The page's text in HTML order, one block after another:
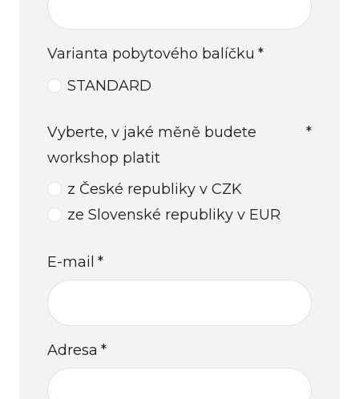
Varianta pobytového balíčku *
STANDARD
Vyberte, v jaké měně budete
workshop platit
*
z České republiky v CZK
ze Slovenské republiky v EUR
E-mail *
Adresa *